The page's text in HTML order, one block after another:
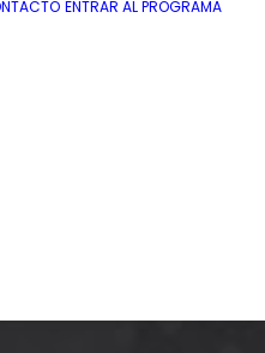
ENTRAR AL PROGRAMA